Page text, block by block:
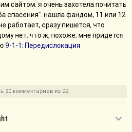
сайтом. я очень захотела почитать
спасения". нашла фандом, 11 или 12
работает, сразу пишется, что
нет. что ж, похоже, мне придется
9-1-1: Передислокация
20 комментариев из 22